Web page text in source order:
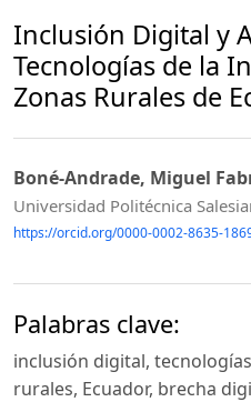
Inclusión Digital y
Tecnologías de la
Zonas Rurales de
Boné-Andrade, Miguel
Universidad Politécnica
https://orcid.org/0000-0002-8635-
Palabras clave:
inclusión digital,
rurales, Ecuador, brecha